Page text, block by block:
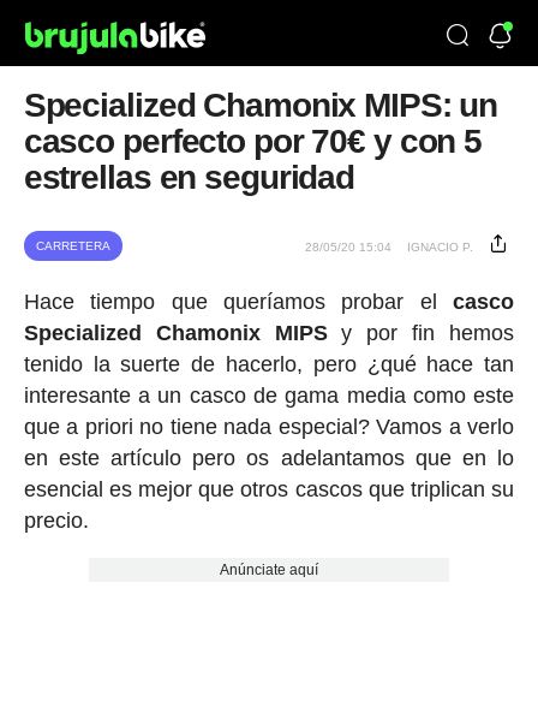
Specialized Chamonix MIPS: un
casco perfecto por 70€ y con 5
estrellas en seguridad
CARRETERA 28/05/20 15:04 IGNACIO P.
Hace tiempo que queríamos probar elcasco
Specialized Chamonix MIPSy por fin hemos
tenido la suerte de hacerlo, pero ¿qué hace tan
interesante a un casco de gama media como este
que a priori no tiene nada especial? Vamos a verlo
en este artículo pero os adelantamos que en lo
esencial es mejor que otros cascos que triplican su
precio.
Anúnciate aquí